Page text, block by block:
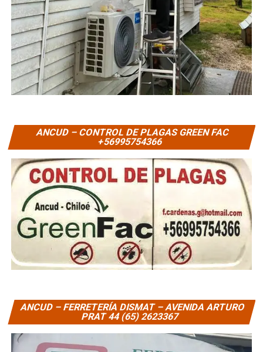
ANCUD – CONTROL DE PLAGAS GREEN FAC
+56995754366
ANCUD – FERRETERÍA DISMAT – AVENIDA ARTURO
PRAT 44 (65) 2623367